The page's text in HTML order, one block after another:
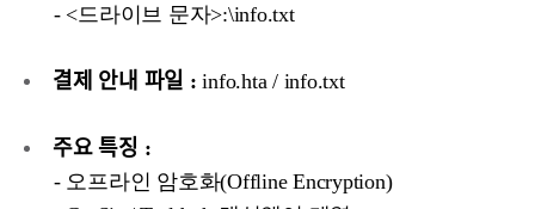
- <드라이브 문자>:\info.txt
결제 안내 파일 : info.hta / info.txt
주요 특징 :
- 오프라인 암호화(Offline Encryption)